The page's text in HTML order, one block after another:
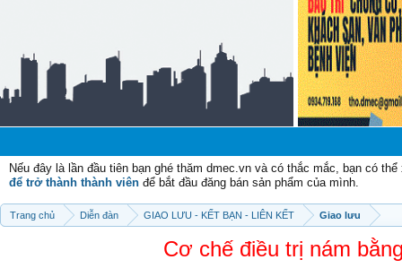
Nếu đây là lần đầu tiên bạn ghé thăm dmec.vn và có thắc mắc, bạn có
để trở thành thành viên để bắt đầu đăng bán sản phẩm của mình.
Trang chủ Diễn đàn GIAO LƯU - KẾT BẠN - LIÊN KẾT Giao lưu
Cơ chế điều trị nám